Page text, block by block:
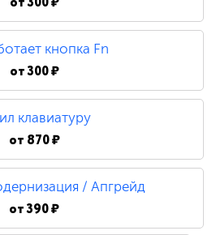
750 ₽
подсветки
1 500 ₽
цепи питания
кнопка Fn
от300 ₽
клавиатуру
от 870 ₽
/ Апгрейд
от390 ₽